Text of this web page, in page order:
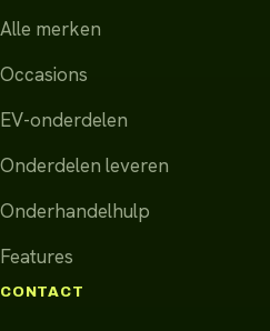
Alle merken
Occasions
EV-onderdelen
Onderdelen leveren
Onderhandelhulp
Features
CONTACT